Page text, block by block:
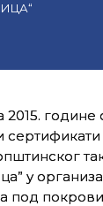
2015. године
у
под